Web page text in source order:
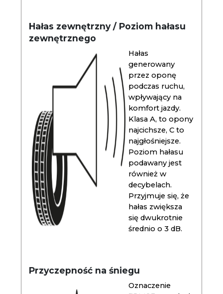
Hałas zewnętrzny / Poziom hałasu
zewnętrznego
Hałas
generowany
przez oponę
podczas ruchu,
wpływający na
komfort jazdy.
Klasa A, to opony
najcichsze, C to
najgłośniejsze.
Poziom hałasu
podawany jest
również w
decybelach.
Przyjmuje się, że
hałas zwiększa
się dwukrotnie
średnio o 3 dB.
Przyczepność na śniegu
Oznaczenie